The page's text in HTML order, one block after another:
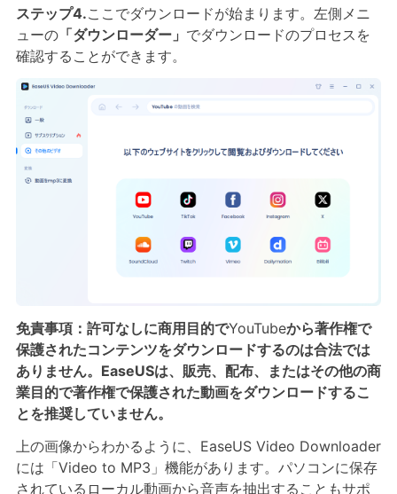
ステップ4.ここでダウンロードが始まります。左側メニ
ューの「ダウンローダー」 でダウンロードのプロセスを
確認することができます。
免責事項：許可なしに商用目的でYouTubeから著作権で
保護されたコンテンツをダウンロードするのは合法では
ありません。EaseUSは、販売、配布、またはその他の商
業目的で著作権で保護された動画をダウンロードするこ
とを推奨していません。
上の画像からわかるように、EaseUS Video Downloader
には「Video to MP3」機能があります。パソコンに保存
されているローカル動画から音声を抽出することもサポ